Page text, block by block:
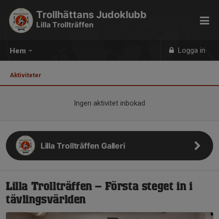
Hem Logga in
Trollhättans Judoklubb
Lilla Trollträffen
Aktiviteter
Ingen aktivitet inbokad
Lilla Trollträffen Galleri
Lilla Trollträffen – Första steget in i
tävlingsvärlden